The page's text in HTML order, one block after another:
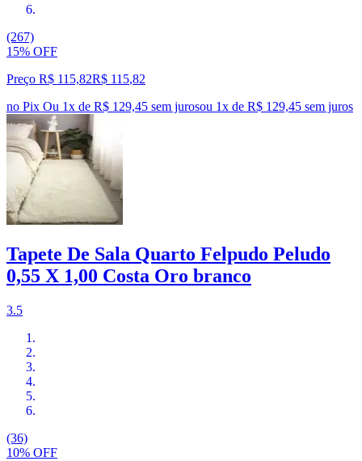
(267)
15% OFF
Preço R$ 115,82R$ 115,82
no Pix Ou 1x de R$ 129,45 sem jurosou 1x de R$ 129,45 sem juros
Tapete De Sala Quarto Felpudo Peludo
0,55 X 1,00 Costa Oro branco
3.5
(36)
10% OFF